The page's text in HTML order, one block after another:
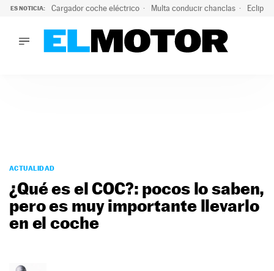
ES NOTICIA: Cargador coche eléctrico Multa conducir chanclas
PODCAST
MOTOS
TECNOLOGÍA
SUPERCOCHES
SERVICIOS
ACTUALIDAD
¿Qué es el COC?: pocos lo saben,
pero es muy importante llevarlo
en el coche